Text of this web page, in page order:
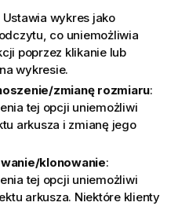
Ustawia wykres jako
co uniemożliwia
poprzez klikanie lub
wykresie.
zmianę rozmiaru:
tej opcji uniemożliwi
arkusza i zmianę jego
klonowanie:
tej opcji uniemożliwi
arkusza. Niektóre klienty